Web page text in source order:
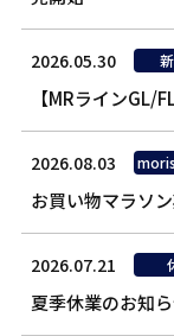
2026.05.30
【MRラインGL/
2026.08.03
お買い物マラソ
2026.07.21
夏季休業のお知